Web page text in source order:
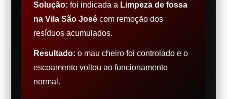
Solução: foi indicada a Limpeza de fossa
na Vila São José com remoção dos
resíduos acumulados.
Resultado: o mau cheiro foi controlado e o
escoamento voltou ao funcionamento
normal.